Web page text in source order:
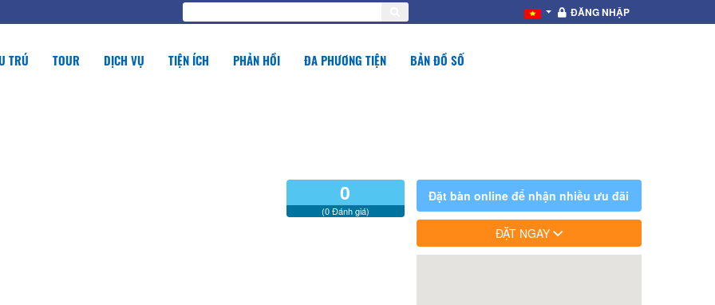
ĐĂNG NHẬP
TRÚ TOUR DỊCH VỤ TIỆN ÍCH PHẢN HỒI ĐA PHƯƠNG TIỆN BẢN ĐỒ SỐ
0
(0 Đánh giá)
Đặt bàn online để nhận nhiều ưu đãi
ĐẶT NGAY